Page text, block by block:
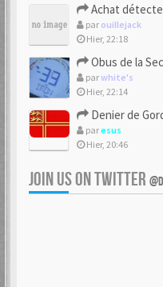
Achat
par ouillejack
Hier, 22:18
Obus de la
parwhite's
Hier, 22:14
Denier de
paresus
Hier, 20:46
JOIN US ON TWITTER